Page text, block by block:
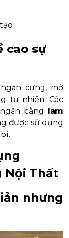
cao sự
cứng, mở
tự nhiên. Các
bằng lam
được sử dụng
Nội Thất
nhưng